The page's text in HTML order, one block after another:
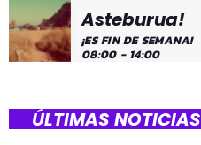
Asteburua!
¡ES FIN DE SEMANA!
08:00 - 14:00
ÚLTIMAS NOTICIAS